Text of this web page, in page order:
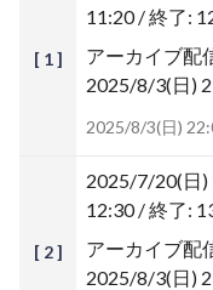
[ 1 ]
11:20 / 終了:
アーカイブ配
2025/8/3(日)
2025/8/3(日)
[ 2 ]
2025/7/20(日)
12:30 / 終了:
アーカイブ配
2025/8/3(日)